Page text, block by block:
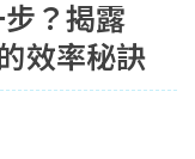
？揭露
效率秘訣